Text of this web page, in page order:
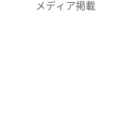
メディア掲載